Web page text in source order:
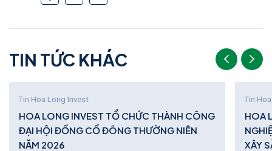
TIN TỨC KHÁC
Tin Hoa Long Invest
HOA LONG INVEST TỔ CHỨC THÀNH CÔNG
ĐẠI HỘI ĐỒNG CỔ ĐÔNG THƯỜNG NIÊN
NĂM 2026
Tin
HOA
XÂY